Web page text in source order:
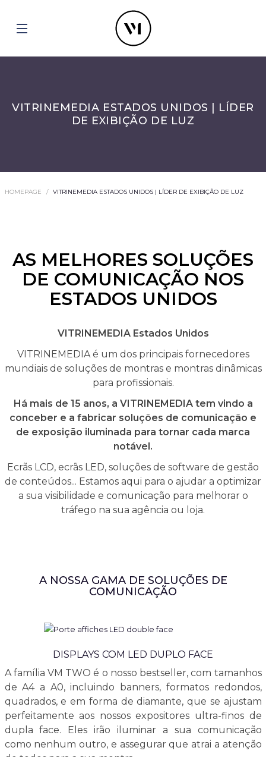
VITRINEMEDIA ESTADOS UNIDOS | LÍDER
DE EXIBIÇÃO DE LUZ
HOMEPAGE VITRINEMEDIA ESTADOS UNIDOS | LÍDER DE EXIBIÇÃO DE LUZ
AS MELHORES SOLUÇÕES
DE COMUNICAÇÃO NOS
ESTADOS UNIDOS
VITRINEMEDIA Estados Unidos
VITRINEMEDIA é um dos principais fornecedores
mundiais de soluções de montras e montras dinâmicas
para profissionais.
Há mais de 15 anos, a VITRINEMEDIA tem vindo a
conceber e a fabricar soluções de comunicação e
de exposição iluminada para tornar cada marca
notável.
Ecrãs LCD, ecrãs LED, soluções de software de gestão
de conteúdos... Estamos aqui para o ajudar a optimizar
a sua visibilidade e comunicação para melhorar o
tráfego na sua agência ou loja.
A NOSSA GAMA DE SOLUÇÕES DE
COMUNICAÇÃO
DISPLAYS COM LED DUPLO FACE
A família VM TWO é o nosso bestseller, com tamanhos
de A4 a A0, incluindo banners, formatos redondos,
quadrados, e em forma de diamante, que se ajustam
perfeitamente aos nossos expositores ultra-finos de
dupla face. Eles irão iluminar a sua comunicação
como nenhum outro, e assegurar que atrai a atenção